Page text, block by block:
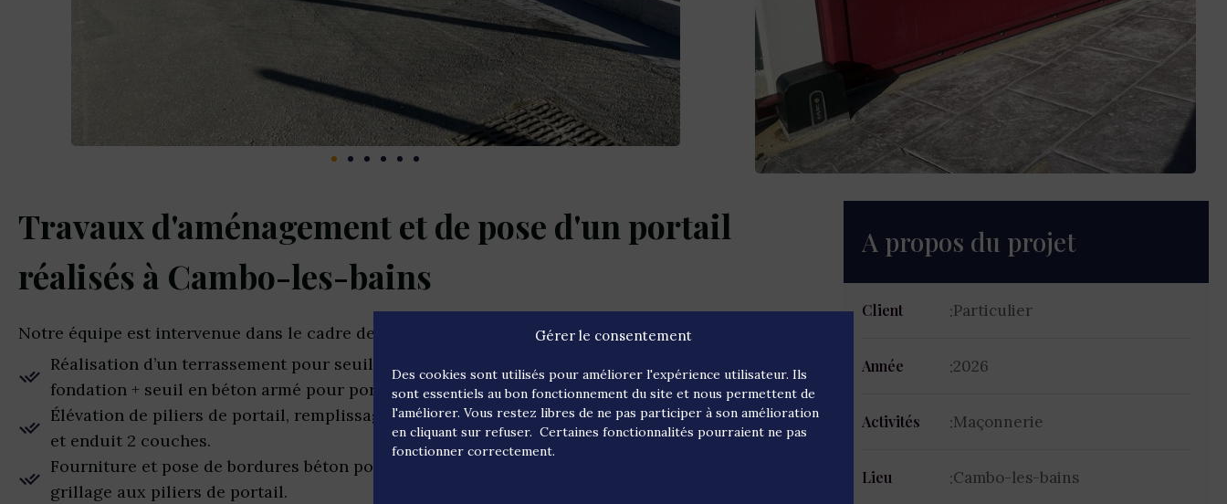
Gérer le consentement
Des cookies sont utilisés pour améliorer l'expérience utilisateur. Ils
sont essentiels au bon fonctionnement du site et nous permettent de
l'améliorer. Vous restez libres de ne pas participer à son amélioration
en cliquant sur refuser. Certaines fonctionnalités pourraient ne pas
fonctionner correctement.
Travaux d'aménagement et de pose d'un portail
réalisés à Cambo-les-bains
Notre équipe est intervenue dans le cadre des travaux suivants :
Réalisation d’un terrassement pour seuil de portail coulissant + piliers de portail, compris
fondation + seuil en béton armé pour portail coulissant.
Élévation de piliers de portail, remplissage en béton armé, pose de dessus de piliers de portail
et enduit 2 couches.
Fourniture et pose de bordures béton pour faire « barrage à l’eau », compris joints et raccord de
grillage aux piliers de portail.
A propos du projet
Client Particulier
Année 2026
Activités Maçonnerie
Lieu Cambo-les-bains